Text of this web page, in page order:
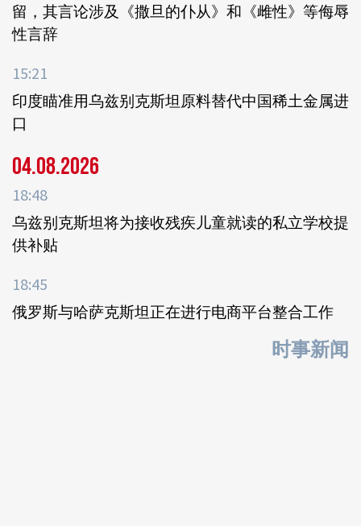
留，其言论涉及《撒旦的仆从》和《雌性》等侮辱
性言辞
15:21
印度瞄准用乌兹别克斯坦原料替代中国稀土金属进
口
04.08.2026
18:48
乌兹别克斯坦将为接收残疾儿童就读的私立学校提
供补贴
18:45
俄罗斯与哈萨克斯坦正在进行电商平台整合工作
时事新闻